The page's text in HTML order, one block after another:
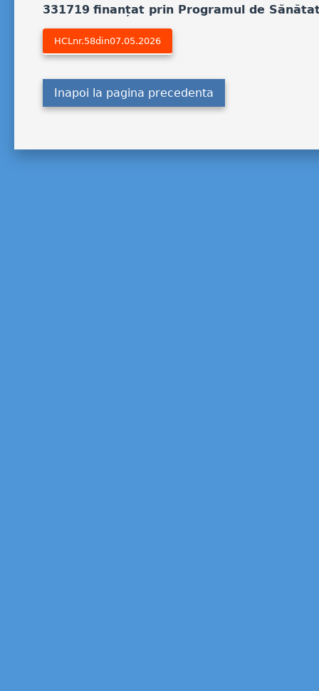
331719 finanțat prin Programul de
HCLnr.58din07.05.2026
Inapoi la pagina precedenta